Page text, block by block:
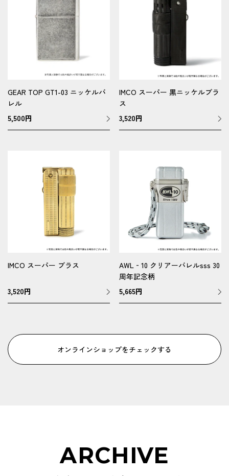
GEAR TOP GT1-03 ニッケルバ
レル
5,500円
IMCO スーパー 黒ニッケルブラ
ス
3,520円
IMCO スーパー ブラス
3,520円
AWL‐10 クリアーバレルsss 30
周年記念柄
5,665円
オンラインショップをチェックする
ARCHIVE